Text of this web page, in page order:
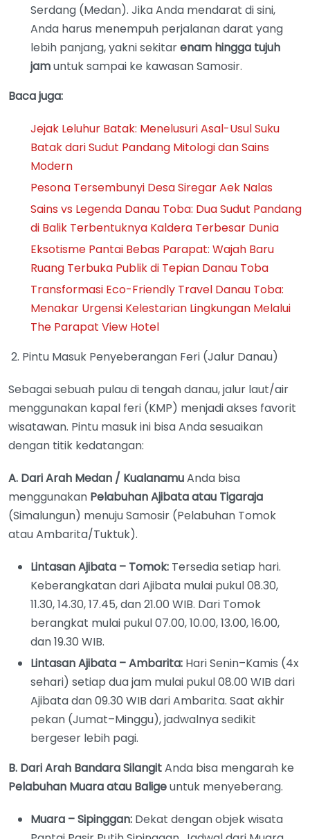
Serdang (Medan). Jika Anda mendarat di sini,
Anda harus menempuh perjalanan darat yang
lebih panjang, yakni sekitarenam hingga tujuh
jamuntuk sampai ke kawasan Samosir.
Baca juga:
Jejak Leluhur Batak: Menelusuri Asal-Usul Suku
Batak dari Sudut Pandang Mitologi dan Sains
Modern
Pesona Tersembunyi Desa Siregar Aek Nalas
Sains vs Legenda Danau Toba: Dua Sudut Pandang
di Balik Terbentuknya Kaldera Terbesar Dunia
Eksotisme Pantai Bebas Parapat: Wajah Baru
Ruang Terbuka Publik di Tepian Danau Toba
Transformasi Eco-Friendly Travel Danau Toba:
Menakar Urgensi Kelestarian Lingkungan Melalui
The Parapat View Hotel
2. Pintu Masuk Penyeberangan Feri (Jalur Danau)
Sebagai sebuah pulau di tengah danau, jalur laut/air
menggunakan kapal feri (KMP) menjadi akses favorit
wisatawan. Pintu masuk ini bisa Anda sesuaikan
dengan titik kedatangan:
A. Dari Arah Medan / KualanamuAnda bisa
menggunakan Pelabuhan Ajibata atau Tigaraja
(Simalungun) menuju Samosir (Pelabuhan Tomok
atau Ambarita/Tuktuk).
Lintasan Ajibata – Tomok: Tersedia setiap hari.
Keberangkatan dari Ajibata mulai pukul 08.30,
11.30, 14.30, 17.45, dan 21.00 WIB. Dari Tomok
berangkat mulai pukul 07.00, 10.00, 13.00, 16.00,
dan 19.30 WIB.
Lintasan Ajibata – Ambarita: Hari Senin–Kamis (4x
sehari) setiap dua jam mulai pukul 08.00 WIB dari
Ajibata dan 09.30 WIB dari Ambarita. Saat akhir
pekan (Jumat–Minggu), jadwalnya sedikit
bergeser lebih pagi.
B. Dari Arah Bandara SilangitAnda bisa mengarah ke
Pelabuhan Muara atau Baligeuntuk menyeberang.
Muara – Sipinggan: Dekat dengan objek wisata